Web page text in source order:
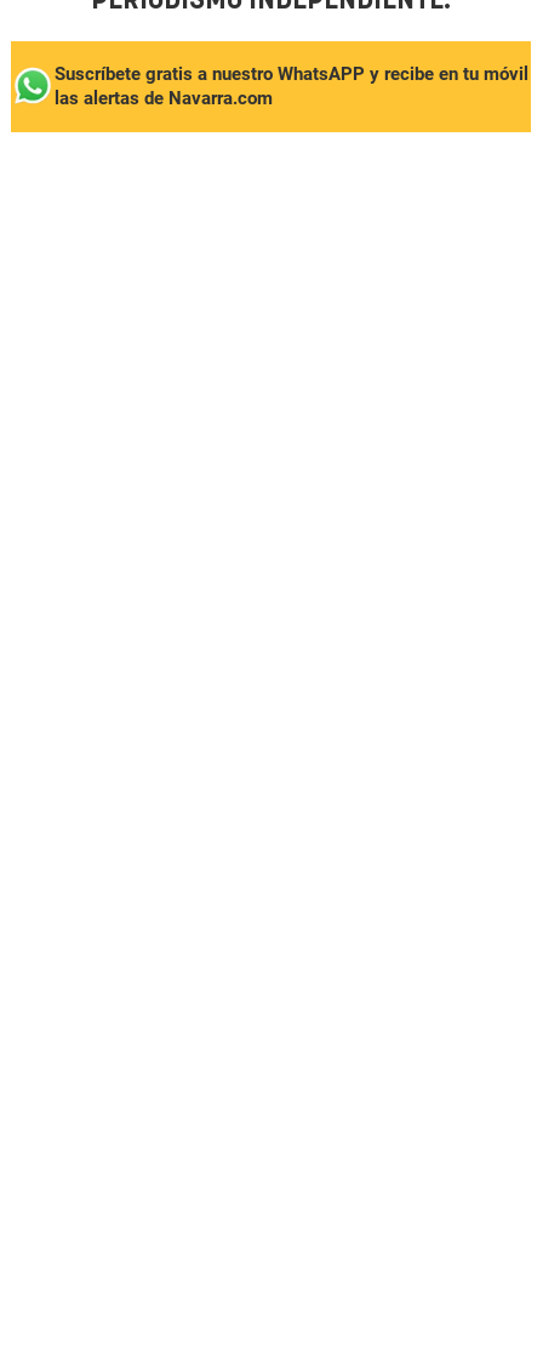
Suscríbete gratis a nuestro WhatsAPP y recibe en tu móvil
las alertas de Navarra.com